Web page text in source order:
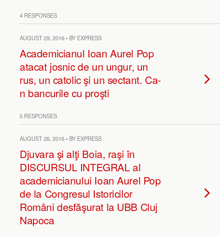
4 RESPONSES
AUGUST 29, 2016 • BY EXPRESS
Academicianul Ioan Aurel Pop
atacat josnic de un ungur, un
rus, un catolic şi un sectant. Ca-
n bancurile cu proşti
5 RESPONSES
AUGUST 26, 2016 • BY EXPRESS
Djuvara şi alţi Boia, raşi în
DISCURSUL INTEGRAL al
academicianului Ioan Aurel Pop
de la Congresul Istoricilor
Români desfăşurat la UBB Cluj
Napoca